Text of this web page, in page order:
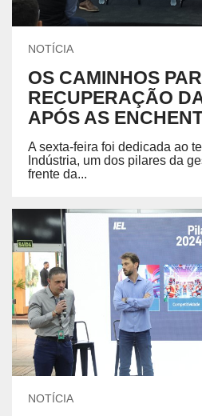
NOTÍCIA
OS CAMINHOS
RECUPERAÇÃO
APÓS AS
A sexta-feira foi dedicada ao
Indústria, um dos pilares da
frente da...
NOTÍCIA